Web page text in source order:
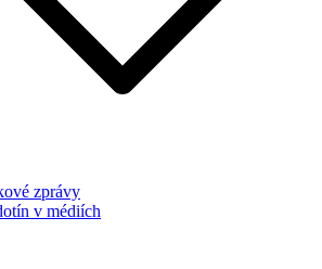
zprávy
v médiích